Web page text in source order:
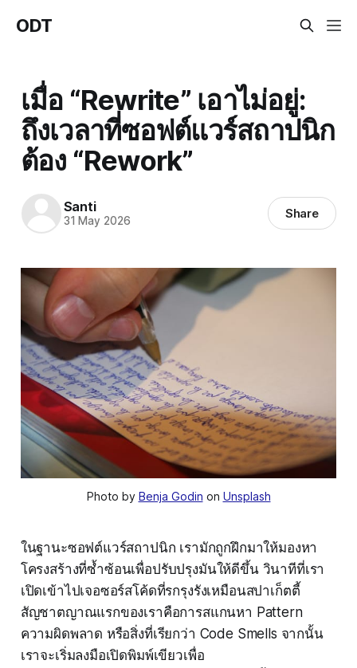
ODT
เมื่อ “Rewrite” เอาไม่อยู่:
ถึงเวลาที่ซอฟต์แวร์สถาปนิก
ต้อง “Rework”
Santi
31 May 2026 Share
Photo by Benja Godin on Unsplash
ในฐานะซอฟต์แวร์สถาปนิก เรามักถูกฝึกมาให้มองหา
โครงสร้างที่ซ้ำซ้อนเพื่อปรับปรุงมันให้ดีขึ้น วินาทีที่เรา
เปิดเข้าไปเจอซอร์สโค้ดที่รกรุงรังเหมือนสปาเก็ตตี้
สัญชาตญาณแรกของเราคือการสแกนหา Pattern
ความผิดพลาด หรือสิ่งที่เรียกว่า Code Smells จากนั้น
เราจะเริ่มลงมือเปิดพิมพ์เขียวเพื่อ